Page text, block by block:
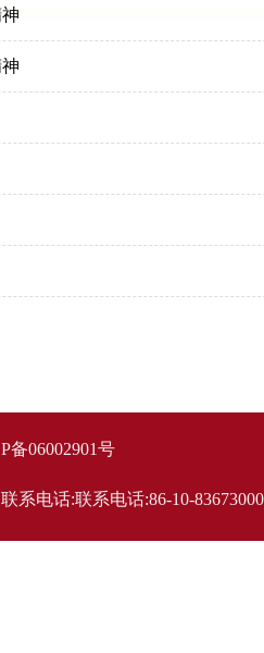
备06002901号
联系电话:联系电话:86-10-83673000